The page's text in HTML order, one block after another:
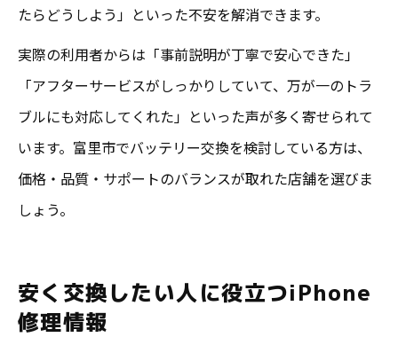
たらどうしよう」といった不安を解消できます。
実際の利用者からは「事前説明が丁寧で安心できた」
「アフターサービスがしっかりしていて、万が一のトラ
ブルにも対応してくれた」といった声が多く寄せられて
います。富里市でバッテリー交換を検討している方は、
価格・品質・サポートのバランスが取れた店舗を選びま
しょう。
安く交換したい人に役立つiPhone
修理情報